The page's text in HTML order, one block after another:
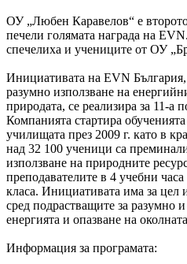
ОУ „Любен Каравелов“ е
печели голямата награда на
спечелиха и учениците от ОУ
Инициативата на EVN
разумно използване на
природата, се реализира за 11-а
Компанията стартира
училищата през 2009 г. като в
над 32 100 ученици са
използване на природните
преподавателите в 4 учебни
класа. Инициативата има за цел
сред подрастващите за разумно
енергията и опазване на
Информация за програмата: